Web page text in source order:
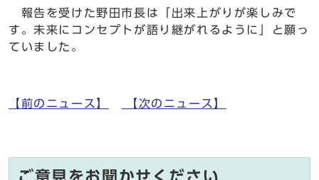
報告を受けた野田市長は「出来上がりが楽しみで
す。未来にコンセプトが語り継がれるように」と願っ
ていました。
【前のニュース】 【次のニュース】
ご意見をお聞かせください